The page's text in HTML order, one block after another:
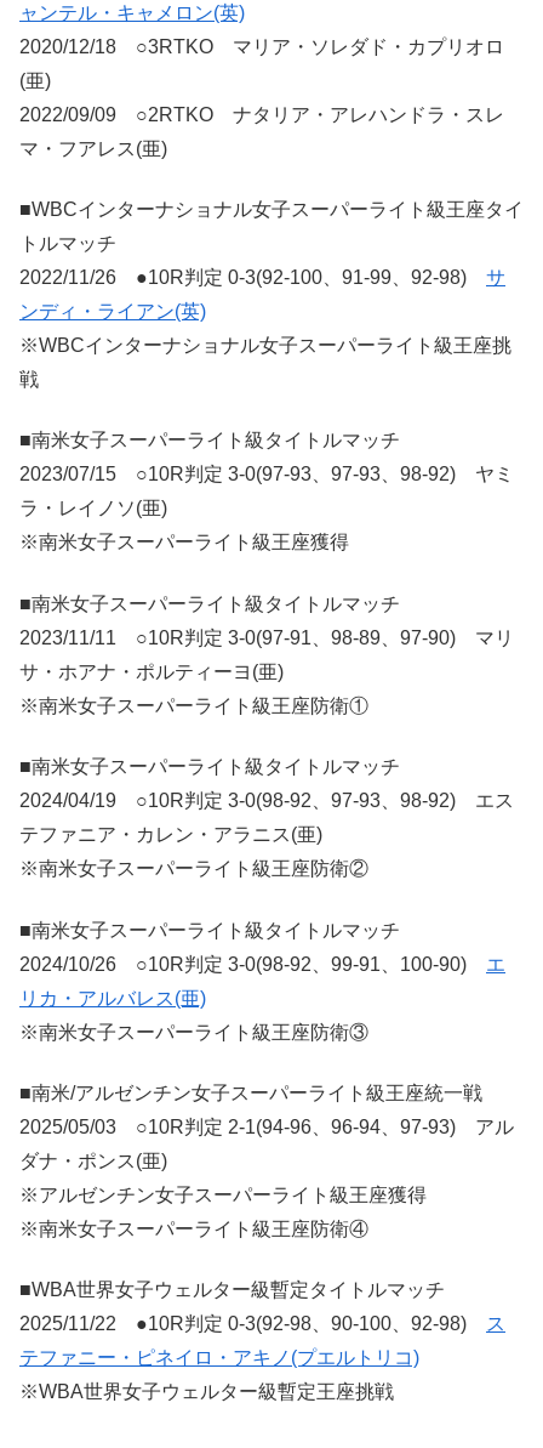
ャンテル・キャメロン(英)
2020/12/18 ○3RTKO マリア・ソレダド・カプリオロ
(亜)
2022/09/09 ○2RTKO ナタリア・アレハンドラ・スレ
マ・フアレス(亜)
■WBCインターナショナル女子スーパーライト級王座タイ
トルマッチ
2022/11/26 ●10R判定 0-3(92-100、91-99、92-98) サ
ンディ・ライアン(英)
※WBCインターナショナル女子スーパーライト級王座挑
戦
■南米女子スーパーライト級タイトルマッチ
2023/07/15 ○10R判定 3-0(97-93、97-93、98-92) ヤミ
ラ・レイノソ(亜)
※南米女子スーパーライト級王座獲得
■南米女子スーパーライト級タイトルマッチ
2023/11/11 ○10R判定 3-0(97-91、98-89、97-90) マリ
サ・ホアナ・ポルティーヨ(亜)
※南米女子スーパーライト級王座防衛①
■南米女子スーパーライト級タイトルマッチ
2024/04/19 ○10R判定 3-0(98-92、97-93、98-92) エス
テファニア・カレン・アラニス(亜)
※南米女子スーパーライト級王座防衛②
■南米女子スーパーライト級タイトルマッチ
2024/10/26 ○10R判定 3-0(98-92、99-91、100-90) エ
リカ・アルバレス(亜)
※南米女子スーパーライト級王座防衛③
■南米/アルゼンチン女子スーパーライト級王座統一戦
2025/05/03 ○10R判定 2-1(94-96、96-94、97-93) アル
ダナ・ポンス(亜)
※アルゼンチン女子スーパーライト級王座獲得
※南米女子スーパーライト級王座防衛④
■WBA世界女子ウェルター級暫定タイトルマッチ
2025/11/22 ●10R判定 0-3(92-98、90-100、92-98) ス
テファニー・ピネイロ・アキノ(プエルトリコ)
※WBA世界女子ウェルター級暫定王座挑戦